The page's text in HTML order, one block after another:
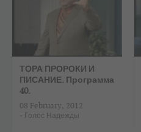
ТОРА ПРОРОКИ И
ПИСАНИЕ. Программа
40.
08 February, 2012
- Голос Надежды